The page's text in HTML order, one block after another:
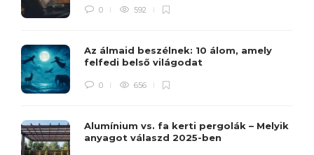
0 592
Az álmaid beszélnek: 10 álom, amely
felfedi belső világodat
0 656
Alumínium vs. fa kerti pergolák – Melyik
anyagot válaszd 2025-ben